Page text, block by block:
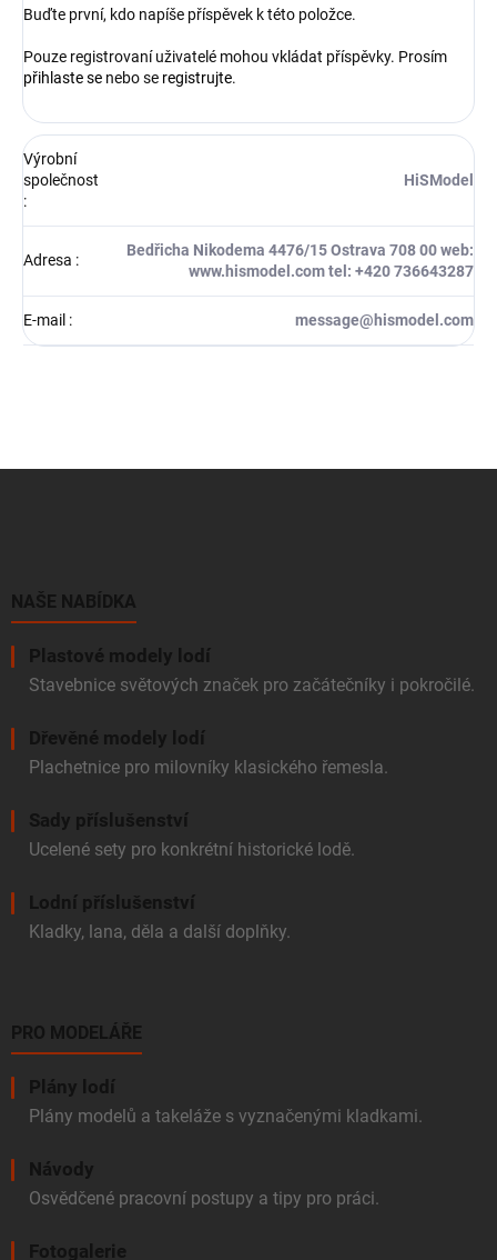
Buďte první, kdo napíše příspěvek k této položce.
Pouze registrovaní uživatelé mohou vkládat příspěvky. Prosím
přihlaste se nebo se registrujte.
Výrobní
společnost
:
HiSModel
Adresa :
Bedřicha Nikodema 4476/15 Ostrava 708 00 web:
www.hismodel.com tel: +420 736643287
E-mail : message@hismodel.com
NAŠE NABÍDKA
Plastové modely lodí
Stavebnice světových značek pro začátečníky i pokročilé.
Dřevěné modely lodí
Plachetnice pro milovníky klasického řemesla.
Sady příslušenství
Ucelené sety pro konkrétní historické lodě.
Lodní příslušenství
Kladky, lana, děla a další doplňky.
PRO MODELÁŘE
Plány lodí
Plány modelů a takeláže s vyznačenými kladkami.
Návody
Osvědčené pracovní postupy a tipy pro práci.
Fotogalerie